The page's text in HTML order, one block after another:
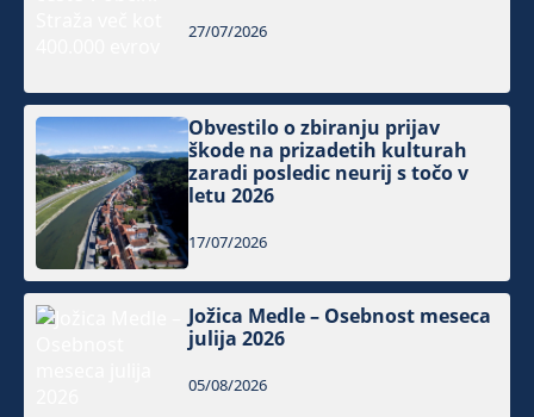
27/07/2026
Obvestilo o zbiranju prijav
škode na prizadetih kulturah
zaradi posledic neurij s točo v
letu 2026
17/07/2026
Jožica Medle – Osebnost meseca
julija 2026
05/08/2026